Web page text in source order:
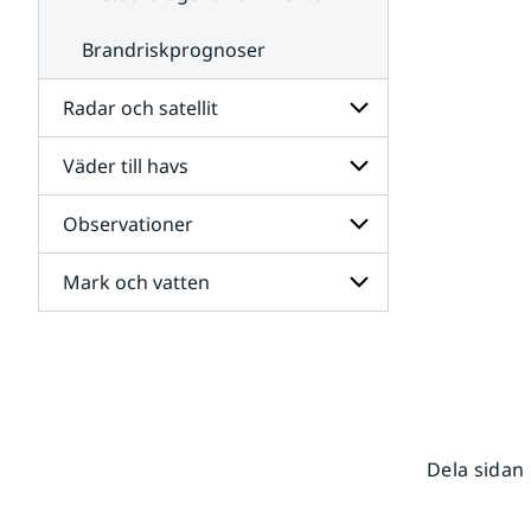
Brandriskprognoser
Radar och satellit
Undersidor
för
Radar
och
satellit
Väder till havs
Undersidor
för
Väder
till
havs
Observationer
Undersidor
för
Mark och vatten
Dela sidan